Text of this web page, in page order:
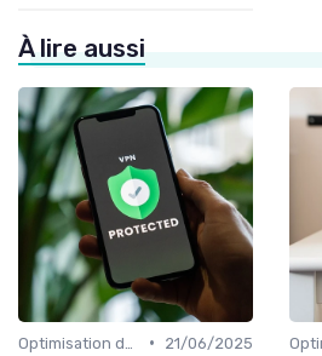
À lire aussi
•
21/06/2025